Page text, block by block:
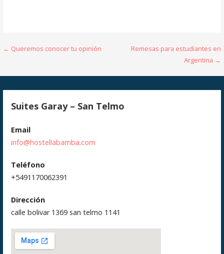
Navegación
entradas
← Queremos conocer tu opinión
Remesas para estudiantes en
Argentina →
Suites Garay – San Telmo
Email
info@hostellabamba.com
Teléfono
+5491170062391
Dirección
calle bolivar 1369 san telmo 1141